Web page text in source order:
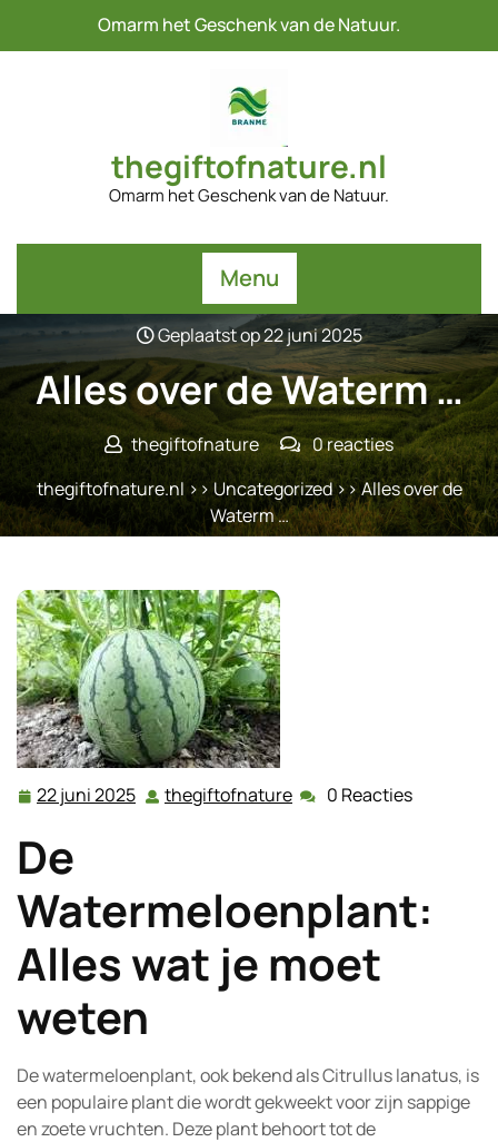
Omarm het Geschenk van de Natuur.
thegiftofnature.nl
Omarm het Geschenk van de Natuur.
Menu
Geplaatst op 22 juni 2025
Alles over de Waterm …
thegiftofnature
0 reacties
thegiftofnature.nl >>Uncategorized>> Alles over de
Waterm …
22 juni 2025 22 thegiftofnature thegiftofnature
0 Reacties
De
Watermeloenplant:
Alles wat je moet
weten
De watermeloenplant, ook bekend als Citrullus lanatus, is
een populaire plant die wordt gekweekt voor zijn sappige
en zoete vruchten. Deze plant behoort tot de